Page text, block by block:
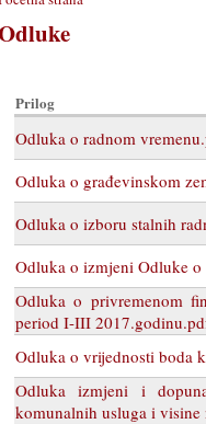
Prilog
Odluka o radnom
Odluka o građevinskom
Odluka o izboru stalnih
Odluka o izmjeni Odluke
Odluka o privremenom
period I-III
Odluka o vrijednosti boda
Odluka izmjeni i
komunalnih usluga i